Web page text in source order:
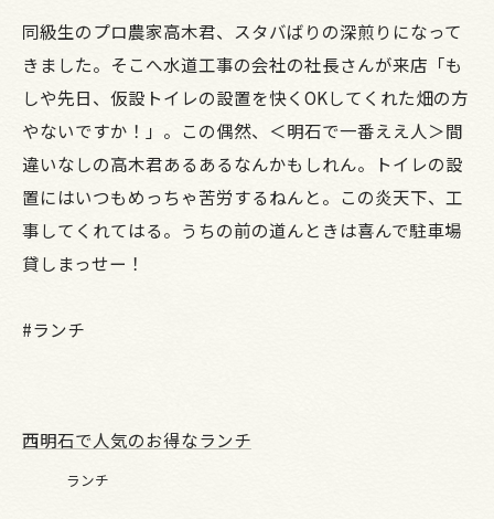
同級生のプロ農家高木君、スタバばりの深煎りになって
きました。そこへ水道工事の会社の社長さんが来店「も
しや先日、仮設トイレの設置を快くOKしてくれた畑の方
やないですか！」。この偶然、＜明石で一番ええ人＞間
違いなしの高木君あるあるなんかもしれん。トイレの設
置にはいつもめっちゃ苦労するねんと。この炎天下、工
事してくれてはる。うちの前の道んときは喜んで駐車場
貸しまっせー！
#ランチ
西明石で人気のお得なランチ
ランチ